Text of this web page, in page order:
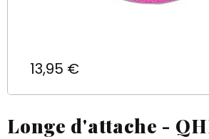
Prix
13,95 €
Longe d'attache -